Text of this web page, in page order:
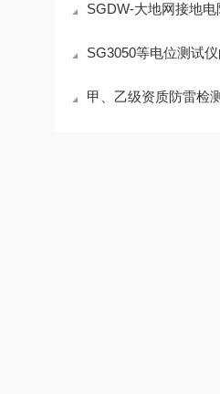
SGDW-大地网接地电阻测
SG3050等电位测试
甲、乙级资质防雷检测